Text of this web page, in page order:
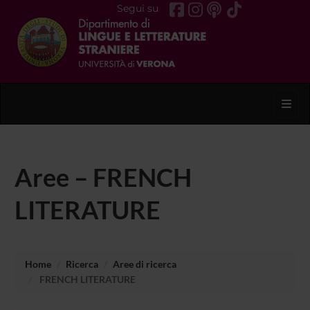
Segui su
Aree – FRENCH
LITERATURE
Home Ricerca
Aree di ricerca
FRENCH LITERATURE